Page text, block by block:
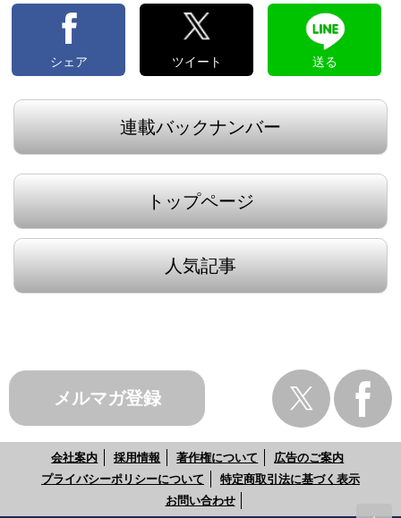
シェア ツイート 送る
連載バックナンバー
トップページ
人気記事
メルマガ登録
会社案内 採用情報 著作権について
広告のご案内
プライバシーポリシーについて
特定商取引法に基づく表示
お問い合わせ